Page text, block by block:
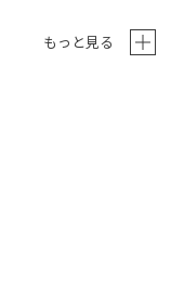
もっと見る